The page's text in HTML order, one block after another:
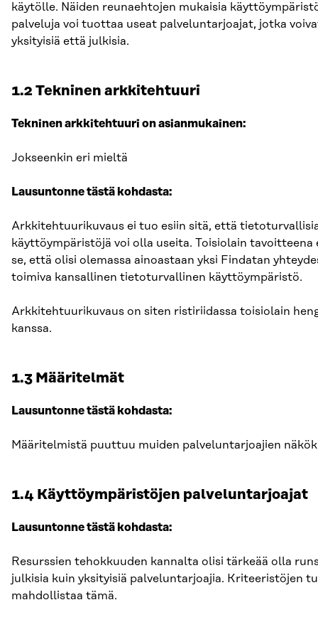
käytölle. Näiden reunaehtojen mukaisia
palveluja voi tuottaa useat palveluntarjoajat, jotka
yksityisiä että julkisia.
1.2 Tekninen arkkitehtuuri
Tekninen arkkitehtuuri on asianmukainen:
Jokseenkin eri mieltä
Lausuntonne tästä kohdasta:
Arkkitehtuurikuvaus ei tuo esiin sitä, että
käyttöympäristöjä voi olla useita. Toisiolain tavoitteena
se, että olisi olemassa ainoastaan yksi Findatan
toimiva kansallinen tietoturvallinen käyttöympäristö.
Arkkitehtuurikuvaus on siten ristiriidassa toisiolain
kanssa.
1.3 Määritelmät
Lausuntonne tästä kohdasta:
Määritelmistä puuttuu muiden palveluntarjoajien
1.4 Käyttöympäristöjen palveluntarjoajat
Lausuntonne tästä kohdasta:
Resurssien tehokkuuden kannalta olisi tärkeää olla
julkisia kuin yksityisiä palveluntarjoajia. Kriteeristöjen
mahdollistaa tämä.